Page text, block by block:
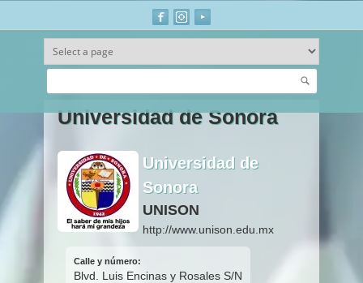
Buscar
Universidad de Sonora
Universidad de
Sonora
UNISON
http://www.unison.edu.mx
Calle y número:
Blvd. Luis Encinas y Rosales S/N